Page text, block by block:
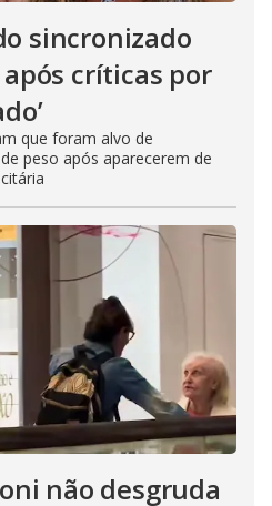
sincronizado
críticas por
que foram alvo de
peso após aparecerem de
não desgruda